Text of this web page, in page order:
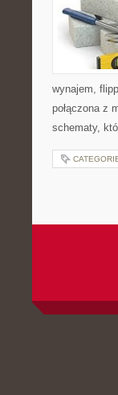
wynajem,
połączona z
schematy,